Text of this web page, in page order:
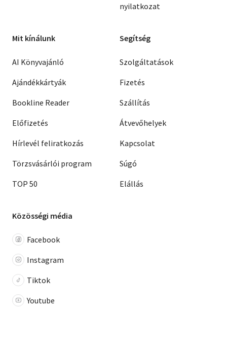
nyilatkozat
Mit kínálunk
AI Könyvajánló
Ajándékkártyák
Bookline Reader
Előfizetés
Hírlevél feliratkozás
Törzsvásárlói program
TOP 50
Segítség
Szolgáltatások
Fizetés
Szállítás
Átvevőhelyek
Kapcsolat
Súgó
Elállás
Közösségi média
Facebook
Instagram
Tiktok
Youtube